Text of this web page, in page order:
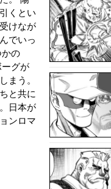
くとい
けなが
でいっ
かの
グが
まう。
と共に
日本が
ンロマ